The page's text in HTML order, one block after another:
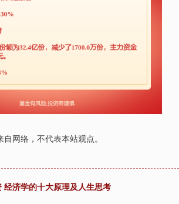
网络，不代表本站观点。
经济学的十大原理及人生思考